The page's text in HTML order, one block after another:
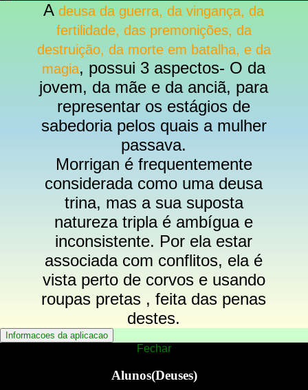
Adeusa da guerra, da vingança, da
fertilidade, das premonições, da
destruição, da morte em batalha, e da
magia, possui 3 aspectos- O da
jovem, da mãe e da anciã, para
representar os estágios de
sabedoria pelos quais a mulher
passava.
Morrigan é frequentemente
considerada como uma deusa
trina, mas a sua suposta
natureza tripla é ambígua e
inconsistente. Por ela estar
associada com conflitos, ela é
vista perto de corvos e usando
roupas pretas , feita das penas
destes.
Fechar
Alunos(Deuses)